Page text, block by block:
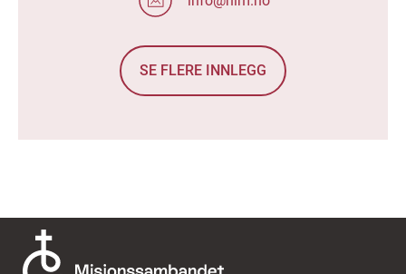
SE FLERE INNLEGG